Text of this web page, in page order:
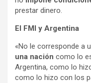
prestar dinero.
El FMI y Argentina
«No le corresponde a
una nación como lo
Argentina, como lo
como lo hizo con los